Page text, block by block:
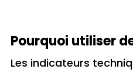
Pourquoi utiliser
Les indicateurs